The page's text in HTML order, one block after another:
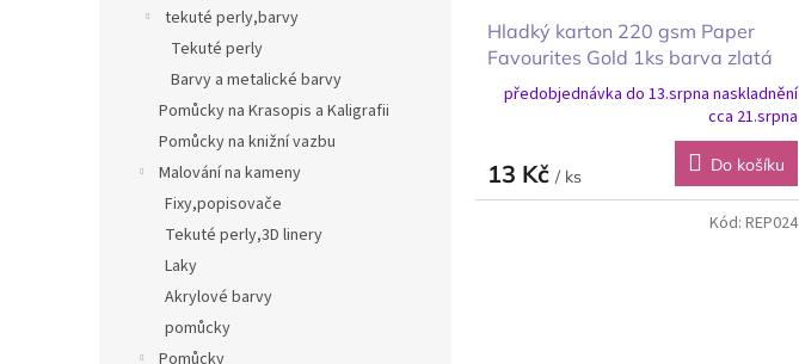
tekuté perly,barvy
Tekuté perly
Barvy a metalické barvy
Pomůcky na Krasopis a Kaligrafii
Pomůcky na knižní vazbu
Malování na kameny
Fixy,popisovače
Tekuté perly,3D linery
Laky
Akrylové barvy
pomůcky
Pomůcky
Hladký karton 220 gsm Paper
Favourites Gold 1ks barva zlatá
30x30cm
předobjednávka do 13.srpna naskladnění
cca 21.srpna
13 Kč / ks
Do košíku
Kód: REP024